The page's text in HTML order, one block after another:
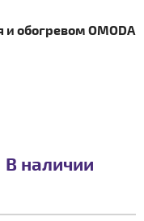
обогревом OMODA
В наличии